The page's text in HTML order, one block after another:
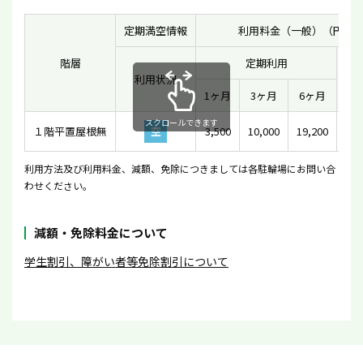
階層
定期満空情報 利用料金（一般）（円）
利用状況
定期利用
1ヶ月
3ヶ月 6ヶ月
１階平置屋根無 空 3,500 10,000 19,200
スクロールできます
利用方法及び利用料金、減額、免除につきましては各駐輪場にお問い合
わせください。
減額・免除料金について
学生割引、障がい者等免除割引について